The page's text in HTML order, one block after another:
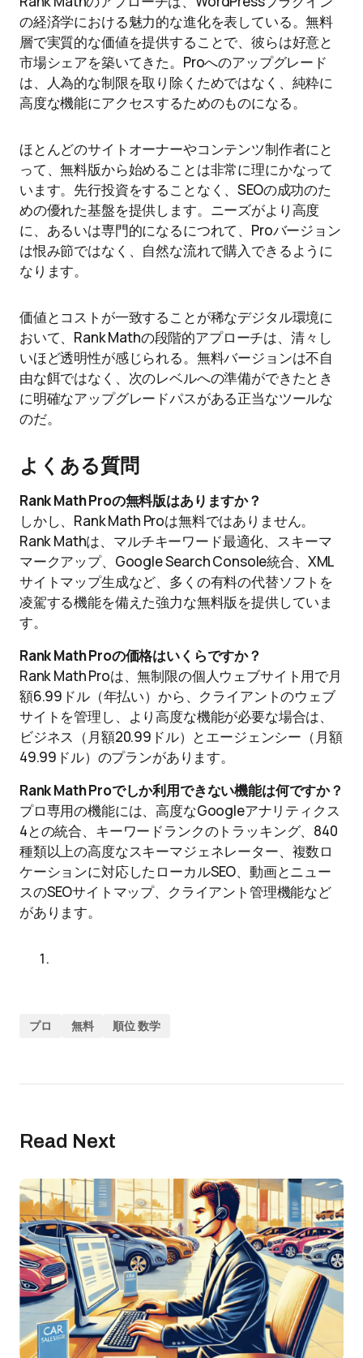
の経済学における魅力的な進化を表している。無料
層で実質的な価値を提供することで、彼らは好意と
市場シェアを築いてきた。Proへのアップグレード
は、人為的な制限を取り除くためではなく、純粋に
高度な機能にアクセスするためのものになる。
ほとんどのサイトオーナーやコンテンツ制作者にと
って、無料版から始めることは非常に理にかなって
います。先行投資をすることなく、SEOの成功のた
めの優れた基盤を提供します。ニーズがより高度
に、あるいは専門的になるにつれて、Proバージョン
は恨み節ではなく、自然な流れで購入できるように
なります。
価値とコストが一致することが稀なデジタル環境に
おいて、Rank Mathの段階的アプローチは、清々し
いほど透明性が感じられる。無料バージョンは不自
由な餌ではなく、次のレベルへの準備ができたとき
に明確なアップグレードパスがある正当なツールな
のだ。
よくある質問
Rank Math Proの無料版はありますか？
しかし、Rank Math Proは無料ではありません。
Rank Mathは、マルチキーワード最適化、スキーマ
マークアップ、Google Search Console統合、XML
サイトマップ生成など、多くの有料の代替ソフトを
凌駕する機能を備えた強力な無料版を提供していま
す。
Rank Math Proの価格はいくらですか？
Rank Math Proは、無制限の個人ウェブサイト用で月
額6.99ドル（年払い）から、クライアントのウェブ
サイトを管理し、より高度な機能が必要な場合は、
ビジネス（月額20.99ドル）とエージェンシー（月額
49.99ドル）のプランがあります。
Rank Math Proでしか利用できない機能は何ですか？
プロ専用の機能には、高度なGoogleアナリティクス
4との統合、キーワードランクのトラッキング、840
種類以上の高度なスキーマジェネレーター、複数ロ
ケーションに対応したローカルSEO、動画とニュー
スのSEOサイトマップ、クライアント管理機能など
があります。
プロ 無料 順位 数学
Read Next